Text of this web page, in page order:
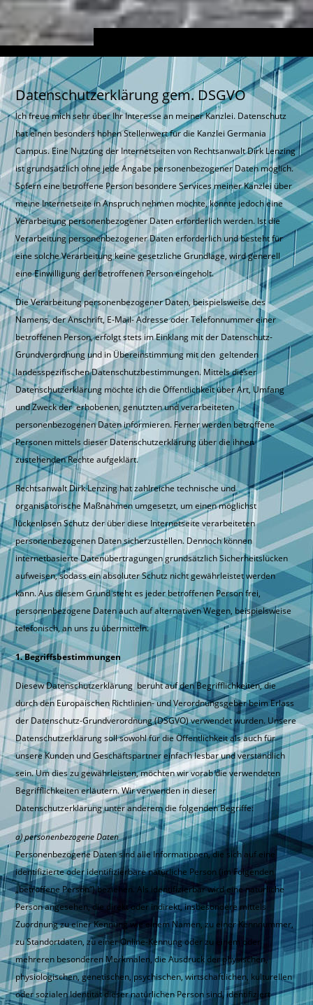
Datenschutzerklärung gem. DSGVO
Ich freue mich sehr über Ihr Interesse an meiner Kanzlei. Datenschutz
hat einen besonders hohen Stellenwert für die Kanzlei Germania
Campus. Eine Nutzung der Internetseiten von Rechtsanwalt Dirk Lenzing
ist grundsätzlich ohne jede Angabe personenbezogener Daten möglich.
Sofern eine betroffene Person besondere Services meiner Kanzlei über
meine Internetseite in Anspruch nehmen möchte, könnte jedoch eine
Verarbeitung personenbezogener Daten erforderlich werden. Ist die
Verarbeitung personenbezogener Daten erforderlich und besteht für
eine solche Verarbeitung keine gesetzliche Grundlage, wird generell
eine Einwilligung der betroffenen Person eingeholt.
Die Verarbeitung personenbezogener Daten, beispielsweise des
Namens, der Anschrift, E-Mail- Adresse oder Telefonnummer einer
betroffenen Person, erfolgt stets im Einklang mit der Datenschutz-
Grundverordnung und in Übereinstimmung mit den geltenden
landesspezifischen Datenschutzbestimmungen. Mittels dieser
Datenschutzerklärung möchte ich die Öffentlichkeit über Art, Umfang
und Zweck der erhobenen, genutzten und verarbeiteten
personenbezogenen Daten informieren. Ferner werden betroffene
Personen mittels dieser Datenschutzerklärung über die ihnen
zustehenden Rechte aufgeklärt.
Rechtsanwalt Dirk Lenzing hat zahlreiche technische und
organisatorische Maßnahmen umgesetzt, um einen möglichst
lückenlosen Schutz der über diese Internetseite verarbeiteten
personenbezogenen Daten sicherzustellen. Dennoch können
internetbasierte Datenübertragungen grundsätzlich Sicherheitslücken
aufweisen, sodass ein absoluter Schutz nicht gewährleistet werden
kann. Aus diesem Grund steht es jeder betroffenen Person frei,
personenbezogene Daten auch auf alternativen Wegen, beispielsweise
telefonisch, an uns zu übermitteln.
1. Begriffsbestimmungen
Diesew Datenschutzerklärung beruht auf den Begrifflichkeiten, die
durch den Europäischen Richtlinien- und Verordnungsgeber beim Erlass
der Datenschutz-Grundverordnung (DSGVO) verwendet wurden. Unsere
Datenschutzerklärung soll sowohl für die Öffentlichkeit als auch für
unsere Kunden und Geschäftspartner einfach lesbar und verständlich
sein. Um dies zu gewährleisten, möchten wir vorab die verwendeten
Begrifflichkeiten erläutern. Wir verwenden in dieser
Datenschutzerklärung unter anderem die folgenden Begriffe:
a) personenbezogene Daten
Personenbezogene Daten sind alle Informationen, die sich auf eine
identifizierte oder identifizierbare natürliche Person (im Folgenden
„betroffene Person“) beziehen. Als identifizierbar wird eine natürliche
Person angesehen, die direkt oder indirekt, insbesondere mittels
Zuordnung zu einer Kennung wie einem Namen, zu einer Kennnummer,
zu Standortdaten, zu einer Online-Kennung oder zu einem oder
mehreren besonderen Merkmalen, die Ausdruck der physischen,
physiologischen, genetischen, psychischen, wirtschaftlichen, kulturellen
oder sozialen Identität dieser natürlichen Person sind, identifiziert